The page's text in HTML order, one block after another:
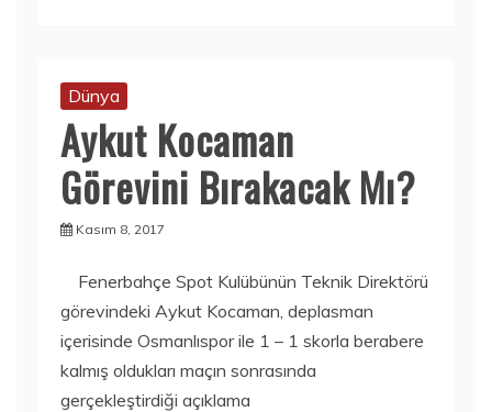
Dünya
Aykut Kocaman
Görevini Bırakacak Mı?
Kasım 8, 2017
Fenerbahçe Spot Kulübünün Teknik Direktörü
görevindeki Aykut Kocaman, deplasman
içerisinde Osmanlıspor ile 1 – 1 skorla berabere
kalmış oldukları maçın sonrasında
gerçekleştirdiği açıklama